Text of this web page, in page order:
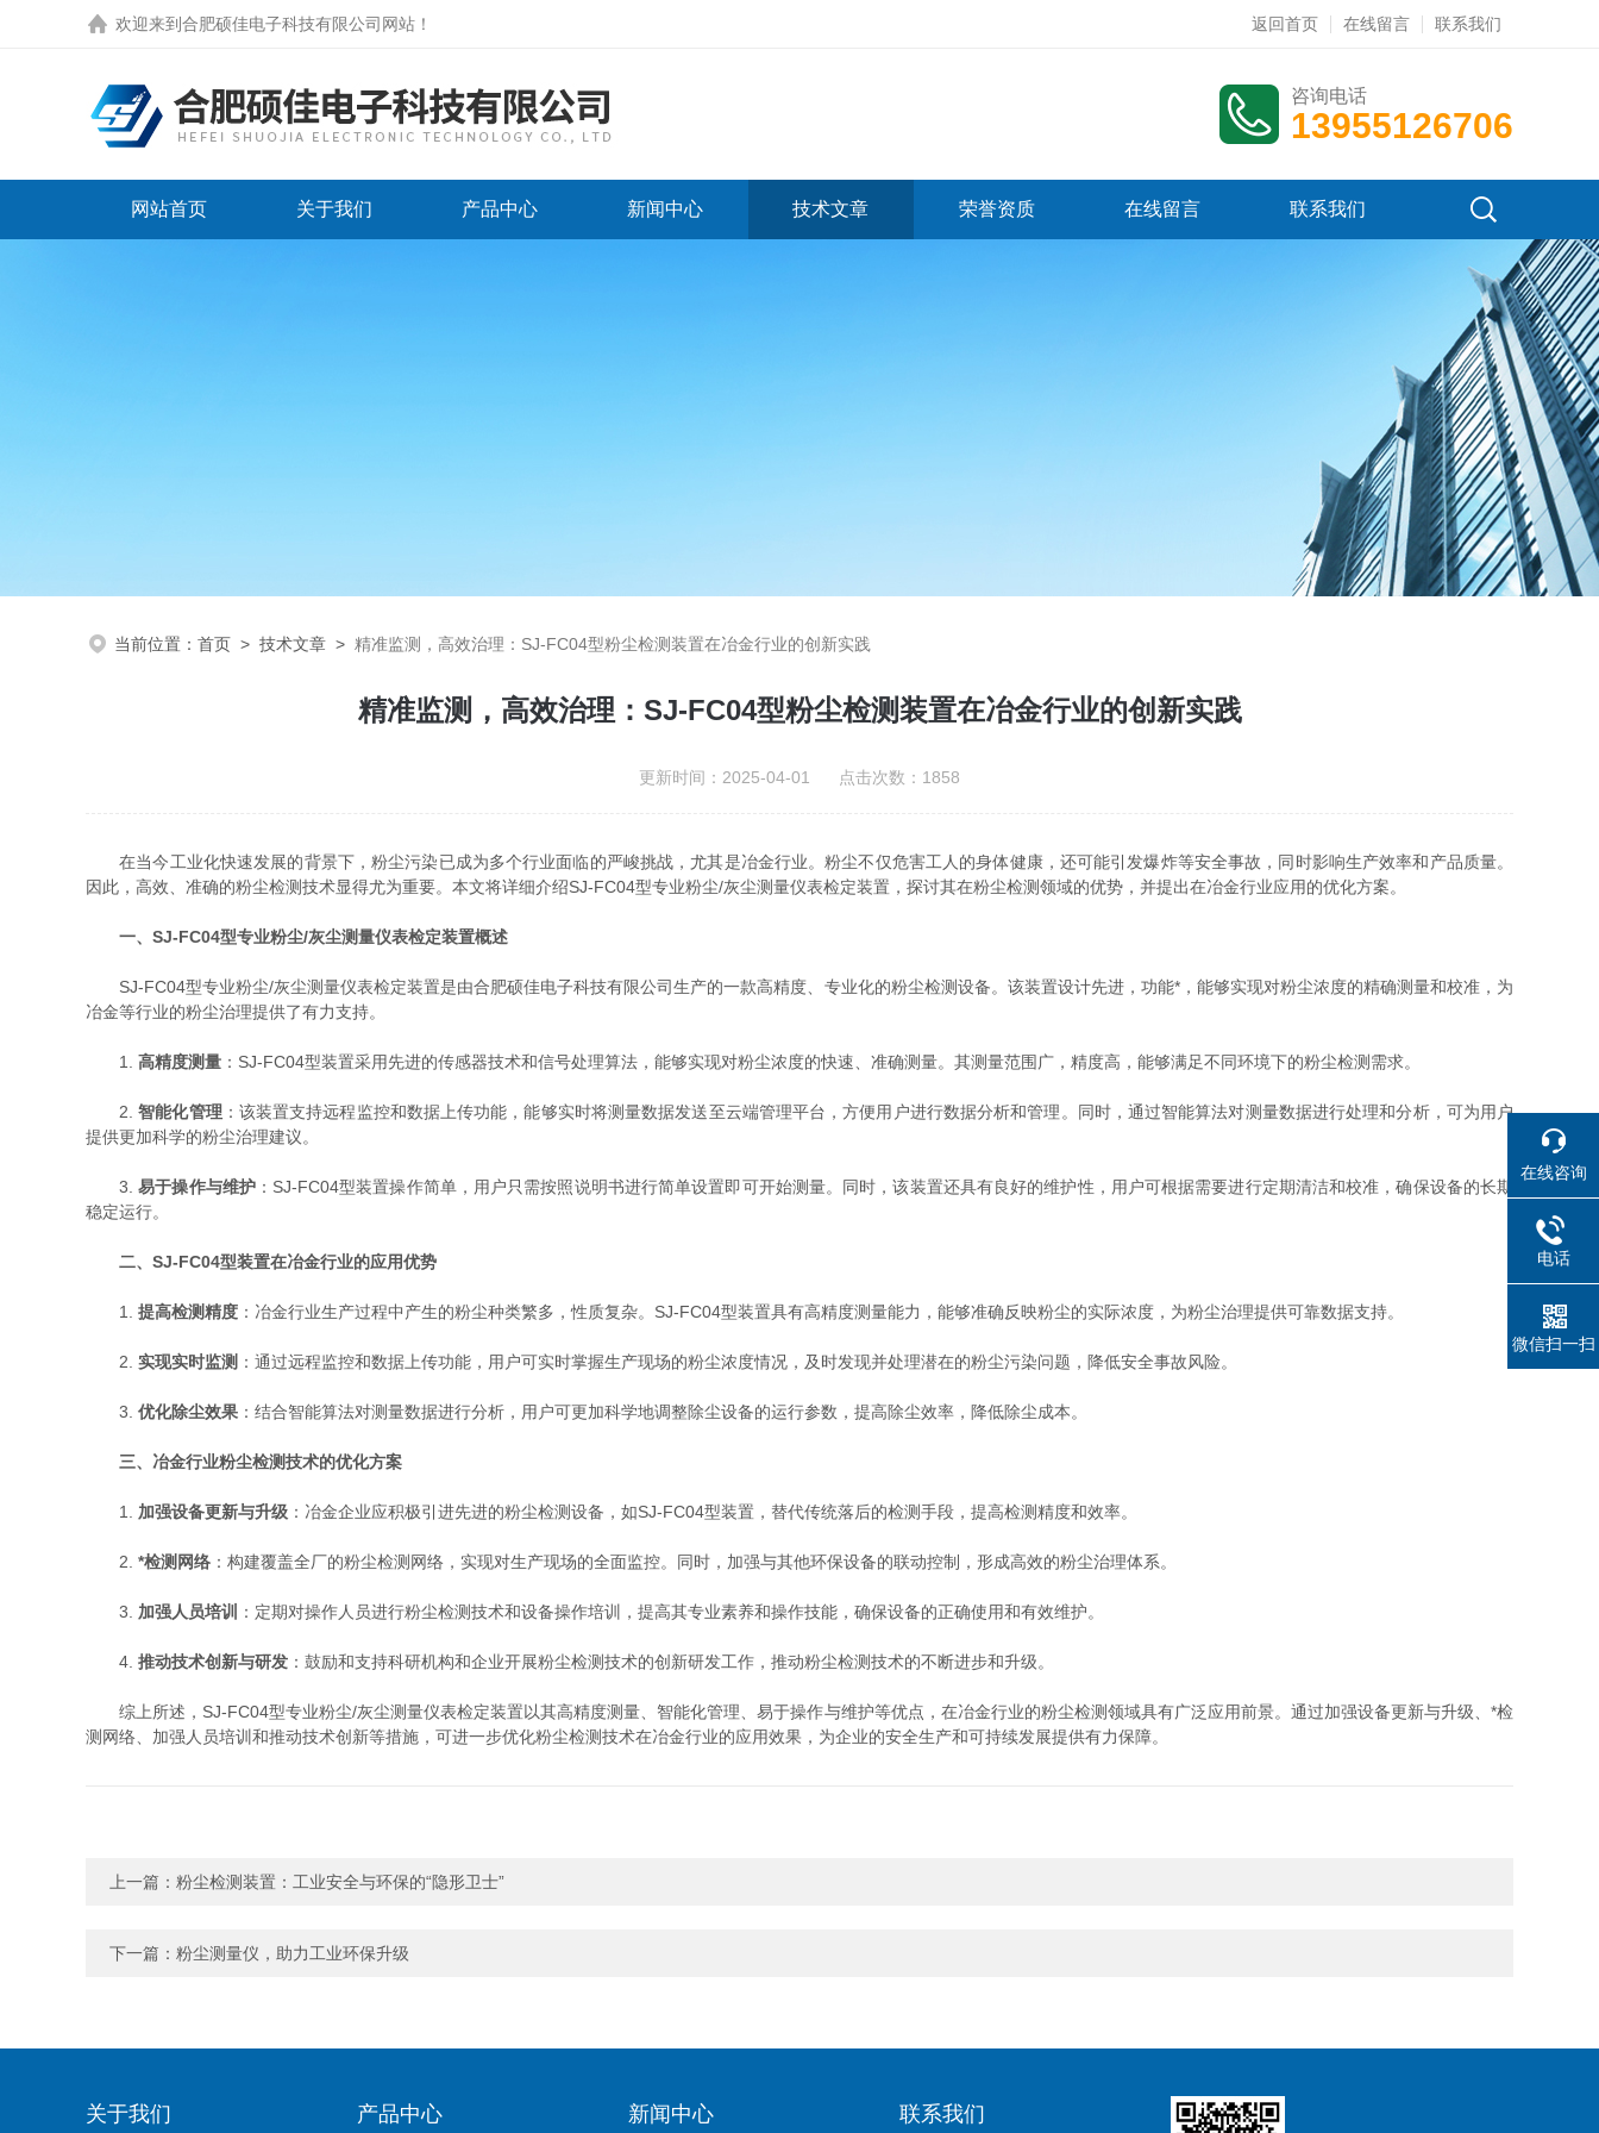
欢迎来到 合肥硕佳电子科技有限公司网站 ！ 返回首页 在线留言 联系我们
咨询电话
13955126706
网站首页 关于我们 产品中心 新闻中心 技术文章 荣誉资质 在线留言 联系我们
当前位置： 首页 > 技术文章 > 精准监测，高效治理：SJ-FC04型粉尘检测装置在冶金行业的创新实践
精准监测，高效治理：SJ-FC04型粉尘检测装置在冶金行业的创新实践
更新时间：2025-04-01 点击次数：1858
在当今工业化快速发展的背景下，粉尘污染已成为多个行业面临的严峻挑战，尤其是冶金行业。粉尘不仅危害工人的身体健康，还可能引发爆炸等安全事故，同时影响生产效率和产品质量。
因此，高效、准确的粉尘检测技术显得尤为重要。本文将详细介绍SJ-FC04型专业粉尘/灰尘测量仪表检定装置，探讨其在粉尘检测领域的优势，并提出在冶金行业应用的优化方案。
一、SJ-FC04型专业粉尘/灰尘测量仪表检定装置概述
SJ-FC04型专业粉尘/灰尘测量仪表检定装置是由合肥硕佳电子科技有限公司生产的一款高精度、专业化的粉尘检测设备。该装置设计先进，功能*，能够实现对粉尘浓度的精确测量和校准，为
冶金等行业的粉尘治理提供了有力支持。
1. 高精度测量 ：SJ-FC04型装置采用先进的传感器技术和信号处理算法，能够实现对粉尘浓度的快速、准确测量。其测量范围广，精度高，能够满足不同环境下的粉尘检测需求。
2.智能化管理：该装置支持远程监控和数据上传功能，能够实时将测量数据发送至云端管理平台，方便用户进行数据分析和管理。同时，通过智能算法对测量数据进行处理和分析，可为用户
提供更加科学的粉尘治理建议。
3.易于操作与维护 ：SJ-FC04型装置操作简单，用户只需按照说明书进行简单设置即可开始测量。同时，该装置还具有良好的维护性，用户可根据需要进行定期清洁和校准，确保设备的长期
稳定运行。
二、SJ-FC04型装置在冶金行业的应用优势
1. 提高检测精度 ：冶金行业生产过程中产生的粉尘种类繁多，性质复杂。SJ-FC04型装置具有高精度测量能力，能够准确反映粉尘的实际浓度，为粉尘治理提供可靠数据支持。
2. 实现实时监测 ：通过远程监控和数据上传功能，用户可实时掌握生产现场的粉尘浓度情况，及时发现并处理潜在的粉尘污染问题，降低安全事故风险。
3. 优化除尘效果 ：结合智能算法对测量数据进行分析，用户可更加科学地调整除尘设备的运行参数，提高除尘效率，降低除尘成本。
三、冶金行业粉尘检测技术的优化方案
1. 加强设备更新与升级 ：冶金企业应积极引进先进的粉尘检测设备，如SJ-FC04型装置，替代传统落后的检测手段，提高检测精度和效率。
2. *检测网络 ：构建覆盖全厂的粉尘检测网络，实现对生产现场的全面监控。同时，加强与其他环保设备的联动控制，形成高效的粉尘治理体系。
3. 加强人员培训 ：定期对操作人员进行粉尘检测技术和设备操作培训，提高其专业素养和操作技能，确保设备的正确使用和有效维护。
4. 推动技术创新与研发 ：鼓励和支持科研机构和企业开展粉尘检测技术的创新研发工作，推动粉尘检测技术的不断进步和升级。
综上所述，SJ-FC04型专业粉尘/灰尘测量仪表检定装置以其高精度测量、智能化管理、易于操作与维护等优点，在冶金行业的粉尘检测领域具有广泛应用前景。通过加强设备更新与升级、*检
测网络、加强人员培训和推动技术创新等措施，可进一步优化粉尘检测技术在冶金行业的应用效果，为企业的安全生产和可持续发展提供有力保障。
上一篇： 粉尘检测装置：工业安全与环保的“隐形卫士”
下一篇： 粉尘测量仪，助力工业环保升级
关于我们 产品中心 新闻中心 联系我们
在线咨询
电话
微信扫一扫